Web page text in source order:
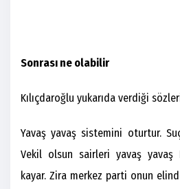
Sonrası ne olabilir
Kılıçdaroğlu yukarıda verdiği
Yavaş yavaş sistemini oturtur.
Vekil olsun sairleri yavaş yavaş
kayar. Zira merkez parti onun